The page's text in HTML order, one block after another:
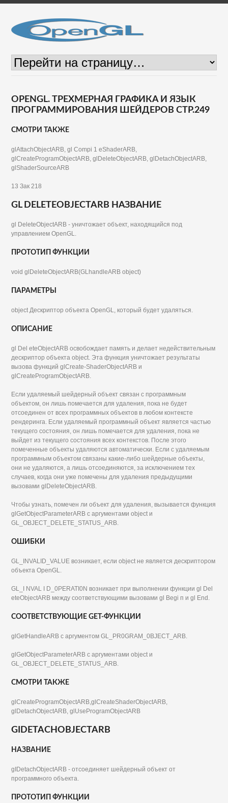
OPENGL. ТРЕХМЕРНАЯ ГРАФИКА И ЯЗЫК
ПРОГРАММИРОВАНИЯ ШЕЙДЕРОВ СТР.249
СМОТРИ ТАКЖЕ
glAttachObjectARB, gl Compi 1 eShaderARB,
glCreateProgramObjectARB, glDeleteObjectARB, glDetachObjectARB,
glShaderSourceARB
13 Зак 218
GL DELETEOBJECTARB НАЗВАНИЕ
gl DeleteObjectARB - уничтожает объект, находящийся под
управлением OpenGL.
ПРОТОТИП ФУНКЦИИ
void glDeleteObjectARB(GLhandleARB object)
ПАРАМЕТРЫ
object Дескриптор объекта OpenGL, который будет удаляться.
ОПИСАНИЕ
gl Del eteObjectARB освобождает память и делает недействительным
дескриптор объекта object. Эта функция уничтожает результаты
вызова функций glCreate-ShaderObjectARB и
glCreateProgramObjectARB.
Если удаляемый шейдерный объект связан с программным
объектом, он лишь помечается для удаления, пока не будет
отсоединен от всех программных объектов в любом контексте
рендеринга. Если удаляемый программный объект является частью
текущего состояния, он лишь помечается для удаления, пока не
выйдет из текущего состояния всех контекстов. После этого
помеченные объекты удаляются автоматически. Если с удаляемым
программным объектом связаны какие-либо шейдерные объекты,
они не удаляются, а лишь отсоединяются, за исключением тех
случаев, когда они уже помечены для удаления предыдущими
вызовами glDeleteObjectARB.
Чтобы узнать, помечен ли объект для удаления, вызывается функция
glGetObjectParameterARB с аргументами object и
GL_OBJECT_DELETE_STATUS_ARB.
ОШИБКИ
GL_INVALID_VALUE возникает, если object не является дескриптором
объекта OpenGL.
GL_I NVAL I D_0PERATI0N возникает при выполнении функции gl Del
eteObjectARB между соответствующими вызовами gl Begi п и gl End.
СООТВЕТСТВУЮЩИЕ GET-ФУНКЦИИ
glGetHandleARB с аргументом GL_PR0GRAM_0BJECT_ARB.
glGetObjectParameterARB с аргументами object и
GL_OBJECT_DELETE_STATUS_ARB.
СМОТРИ ТАКЖЕ
glCreateProgramObjectARB,glCreateShaderObjectARB,
glDetachObjectARB, glUseProgramObjectARB
GIDETACHOBJECTARB
НАЗВАНИЕ
gIDetachObjectARB - отсоединяет шейдерный объект от
программного объекта.
ПРОТОТИП ФУНКЦИИ